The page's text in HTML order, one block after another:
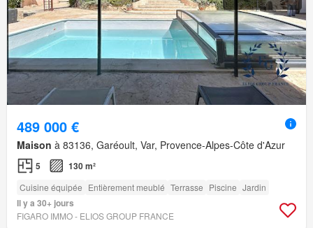
489 000 €
Maison à 83136, Garéoult, Var, Provence-Alpes-Côte d'Azur
5 130 m²
Cuisine équipée Entièrement meublé Terrasse Piscine Jardin
Il y a 30+ jours
FIGARO IMMO - ELIOS GROUP FRANCE